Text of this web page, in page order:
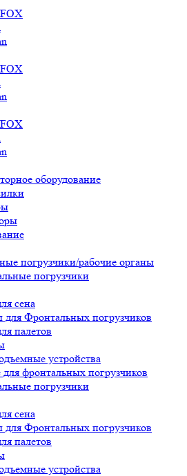
оборудование
погрузчики/рабочие органы
погрузчики
сена
для Фронтальных погрузчиков
палетов
устройства
фронтальных погрузчиков
погрузчики
сена
для Фронтальных погрузчиков
палетов
устройства